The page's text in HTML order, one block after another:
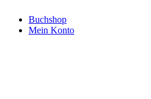
Buchshop
Mein Konto